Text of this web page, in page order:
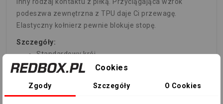
podeszwa zewnętrzna z TPU daje Ci przewagę.
Elastyczny kołnierz pewnie blokuje stopę.
Szczegóły:
Standardowy krój
Model sznurowany
Elastyczny kołnierz do kostki
Cookies
Zgody Szczegóły O Cookies